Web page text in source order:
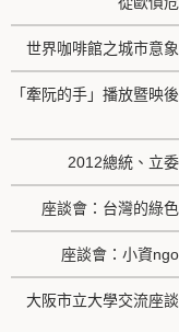
世界咖啡館之城市意
「牽阮的手」播放暨映
2012總統、立
座談會：台灣的綠
座談會：小資
大阪市立大學交流座